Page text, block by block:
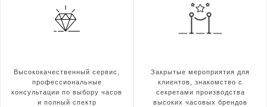
Высококачественный сервис,
профессиональные
консультации по выбору часов
и полный спектр
Закрытые мероприятия для
клиентов, знакомство с
секретами производства
высоких часовых брендов